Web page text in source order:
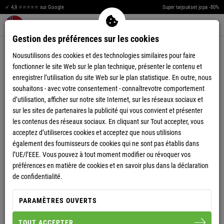
✓ 4,9 ⭐⭐⭐⭐⭐ sur Google Super tarjoukset jopa -80%
Warenkorb aufklappen
CHINO SHORT DEEP HOMME
S XXL
Gestion des préférences sur les cookies
Nousutilisons des cookies et des technologies similaires pour faire
fonctionner le site Web sur le plan technique, présenter le contenu et
enregistrer l’utilisation du site Web sur le plan statistique. En outre, nous
souhaitons - avec votre consentement - connaîtrevotre comportement
d’utilisation, afficher sur notre site Internet, sur les réseaux sociaux et
sur les sites de partenaires la publicité qui vous convient et présenter
les contenus des réseaux sociaux. En cliquant sur Tout accepter, vous
acceptez d’utiliserces cookies et acceptez que nous utilisions
également des fournisseurs de cookies qui ne sont pas établis dans
l’UE/l’EEE. Vous pouvez à tout moment modifier ou révoquer vos
préférences en matière de cookies et en savoir plus dans la déclaration
de confidentialité.
PARAMÈTRES OUVERTS